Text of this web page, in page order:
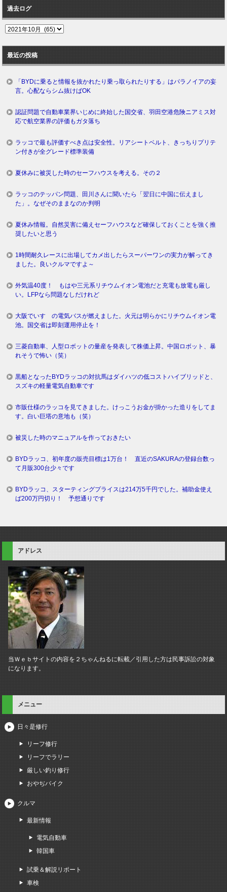
過去ログ
過
ロ
グ
最近の投稿
「BYDに乗ると情報を抜かれたり乗っ取られたりする」はパラノイアの妄
言。心配ならシム抜けばOK
認証問題で自動車業界いじめに終始した国交省、羽田空港危険ニアミス対
応で航空業界の評価もガタ落ち
ラッコで最も評価すべき点は安全性。リアシートベルト、きっちりプリテ
ン付きが全グレード標準装備
夏休みに被災した時のセーフハウスを考える。その２
ラッコのテッパン問題、田川さんに聞いたら「翌日に中国に伝えまし
た」。なぜそのままなのか判明
夏休み情報。自然災害に備えセーフハウスなど確保しておくことを強く推
奨したいと思う
1時間耐久レースに出場してカメ出したらスーパーワンの実力が解ってき
ました。良いクルマですよ～
外気温40度！ もはや三元系リチウムイオン電池だと充電も放電も厳し
い。LFPなら問題なしだけれど
大阪でいすゞの電気バスが燃えました。火元は明らかにリチウムイオン電
池。国交省は即刻運用停止を！
三菱自動車、人型ロボットの量産を発表して株価上昇。中国ロボット、暴
れそうで怖い（笑）
黒船となったBYDラッコの対抗馬はダイハツの低コストハイブリッドと、
スズキの軽量電気自動車です
市販仕様のラッコを見てきました。けっこうお金が掛かった造りをしてま
す。白い巨塔の意地も（笑）
被災した時のマニュアルを作っておきたい
BYDラッコ、初年度の販売目標は1万台！ 直近のSAKURAの登録台数っ
て月販300台少々です
BYDラッコ、スターティングプライスは214万5千円でした。補助金使え
ば200万円切り！ 予想通りです
アドレス
当Ｗｅｂサイトの内容を２ちゃんねるに転載／引用した方は民事訴訟の対象
になります。
メニュー
日々是修行
リーフ修行
リーフでラリー
厳しい釣り修行
おやぢバイク
クルマ
最新情報
電気自動車
韓国車
試乗＆解説リポート
車検